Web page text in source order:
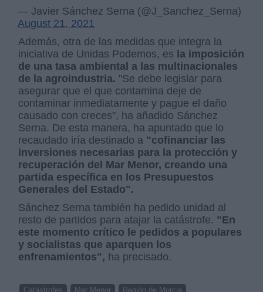
— Javier Sánchez Serna (@J_Sanchez_Serna)
August 21, 2021
Además, otra de las medidas que integra la
iniciativa de Unidas Podemos, es la imposición
de una tasa ambiental a las multinacionales
de la agroindustria. "Se debe legislar para
asegurar que el que contamina deje de
contaminar inmediatamente y pague el daño
causado con creces", ha añadido Sánchez
Serna. De esta manera, ha apuntado que lo
recaudado iría destinado a "cofinanciar las
inversiones necesarias para la protección y
recuperación del Mar Menor, creando una
partida específica en los Presupuestos
Generales del Estado".
Sánchez Serna también ha pedido unidad al
resto de partidos para atajar la catástrofe. "En
este momento crítico le pedidos a populares
y socialistas que aparquen los
enfrenamientos", ha precisado.
Catástrofes Mar Menor Región de Murcia